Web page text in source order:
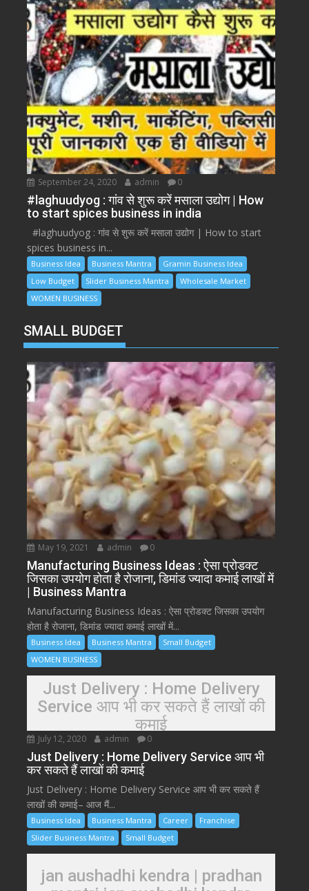
September 24, 2020 admin 0
#laghuudyog : गांव से शुरू करें मसाला उद्योग | How
to start spices business in india
#laghuudyog : गांव से शुरू करें मसाला उद्योग | How to start
spices business in...
Business Idea Business Mantra
Gramin Business Idea
Low Budget
Slider Business Mantra
Wholesale Market
WOMEN BUSINESS
SMALL BUDGET
May 19, 2021 admin 0
Manufacturing Business Ideas : ऐसा प्रोडक्ट
जिसका उपयोग होता है रोजाना, डिमांड ज्यादा कमाई लाखों में
| Business Mantra
Manufacturing Business Ideas : ऐसा प्रोडक्ट जिसका उपयोग
होता है रोजाना, डिमांड ज्यादा कमाई लाखों में...
Business Idea Business Mantra
Small Budget
WOMEN BUSINESS
Just Delivery : Home Delivery
Service आप भी कर सकते हैं लाखों की
कमाई
July 12, 2020 admin 0
Just Delivery : Home Delivery Service आप भी
कर सकते हैं लाखों की कमाई
Just Delivery : Home Delivery Service आप भी कर सकते हैं
लाखों की कमाई– आज मैं...
Business Idea Business Mantra Career
Franchise
Slider Business Mantra
Small Budget
jan aushadhi kendra | pradhan